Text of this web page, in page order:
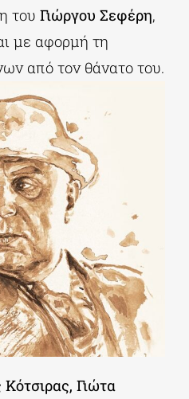
του Γιώργου Σεφέρη,
με αφορμή τη
από τον θάνατο του.
Κότσιρας, Γιώτα